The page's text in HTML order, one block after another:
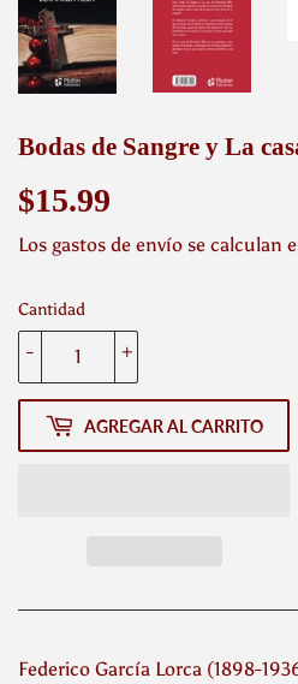
Bodas de Sangre y La
$15.99
Los gastos de envío se calculan
Cantidad
+
-
AGREGAR AL CARRITO
Federico García Lorca (1898-